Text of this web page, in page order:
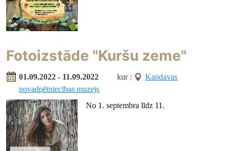
Fotoizstāde "Kuršu zeme"
01.09.2022 - 11.09.2022 kur :
Kandavas
novadpētniecības muzejs
No 1. septembra līdz 11.